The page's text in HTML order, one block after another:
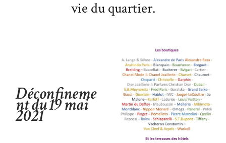
vie du quartier.
Déconfineme
nt du 19 mai
2021